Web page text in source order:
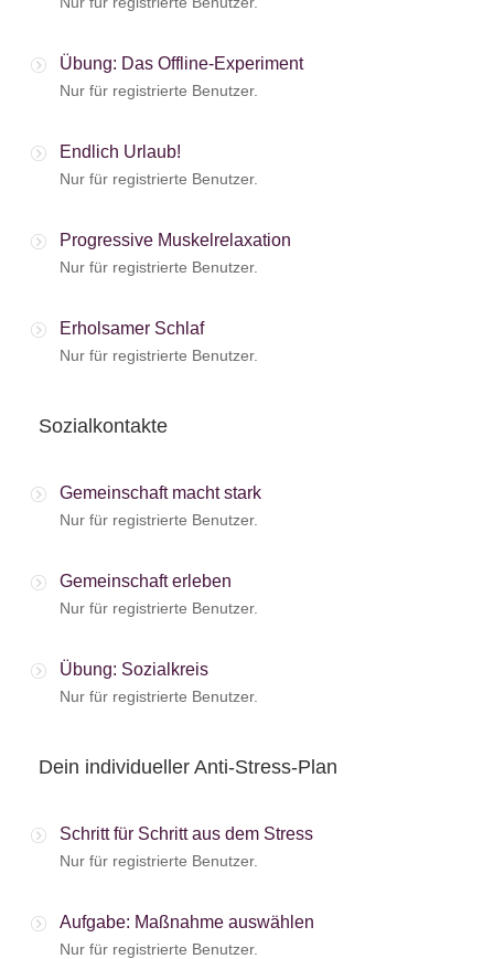
Übung: Das Offline-Experiment
Nur für registrierte Benutzer.
Endlich Urlaub!
Nur für registrierte Benutzer.
Progressive Muskelrelaxation
Nur für registrierte Benutzer.
Erholsamer Schlaf
Nur für registrierte Benutzer.
Sozialkontakte
Gemeinschaft macht stark
Nur für registrierte Benutzer.
Gemeinschaft erleben
Nur für registrierte Benutzer.
Übung: Sozialkreis
Nur für registrierte Benutzer.
Dein individueller Anti-Stress-Plan
Schritt für Schritt aus dem Stress
Nur für registrierte Benutzer.
Aufgabe: Maßnahme auswählen
Nur für registrierte Benutzer.